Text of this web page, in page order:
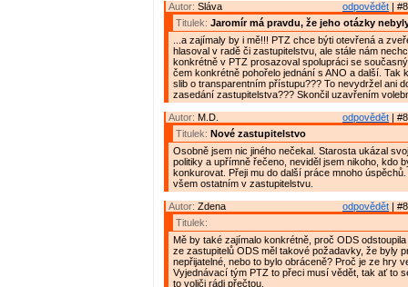
odpovědět |
Autor: Sláva
Titulek: Jaromír má pravdu, že jeho otázky
...a zajímaly by i mě!!! PTZ chce býti otevřená a
hlasoval v radě či zastupitelstvu, ale stále nám
konkrétně v PTZ prosazoval spolupráci se
čem konkrétně pohořelo jednání s ANO a další. Tak
slib o transparentním přístupu??? To nevydržel ani
zasedání zastupitelstva??? Skončil uzavřením
odpovědět |
Autor: M.D.
Titulek: Nové zastupitelstvo
Osobně jsem nic jiného nečekal. Starosta ukázal
politiky a upřímně řečeno, neviděl jsem nikoho, kdo
konkurovat. Přeji mu do další práce mnoho úspěchů.
všem ostatním v zastupitelstvu.
odpovědět |
Autor: Zdena
Titulek:
Mě by také zajímalo konkrétně, proč ODS
ze zastupitelů ODS měl takové požadavky, že byly
nepřijatelné, nebo to bylo obráceně? Proč je ze hry
Vyjednávací tým PTZ to přeci musí vědět, tak ať to
to voliči rádi přečtou.